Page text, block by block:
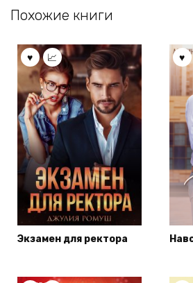
Похожие книги
Экзамен для ректора